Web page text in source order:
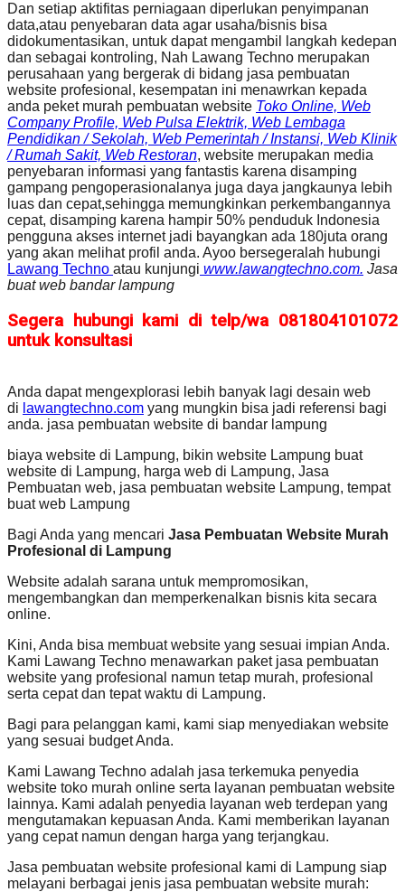
Dan setiap aktifitas perniagaan diperlukan penyimpanan
data,atau penyebaran data agar usaha/bisnis bisa
didokumentasikan, untuk dapat mengambil langkah kedepan
dan sebagai kontroling, Nah Lawang Techno merupakan
perusahaan yang bergerak di bidang jasa pembuatan
website profesional, kesempatan ini menawrkan kepada
anda peket murah pembuatan website Toko Online, Web
Company Profile, Web Pulsa Elektrik, Web Lembaga
Pendidikan / Sekolah, Web Pemerintah / Instansi, Web Klinik
/ Rumah Sakit, Web Restoran, website merupakan media
penyebaran informasi yang fantastis karena disamping
gampang pengoperasionalanya juga daya jangkaunya lebih
luas dan cepat,sehingga memungkinkan perkembangannya
cepat, disamping karena hampir 50% penduduk Indonesia
pengguna akses internet jadi bayangkan ada 180juta orang
yang akan melihat profil anda. Ayoo bersegeralah hubungi
Lawang Techno atau kunjungi www.lawangtechno.com. Jasa
buat web bandar lampung
Segera hubungi kami di telp/wa 081804101072
untuk konsultasi
Anda dapat mengexplorasi lebih banyak lagi desain web
di lawangtechno.com yang mungkin bisa jadi referensi bagi
anda. jasa pembuatan website di bandar lampung
biaya website di Lampung, bikin website Lampung buat
website di Lampung, harga web di Lampung, Jasa
Pembuatan web, jasa pembuatan website Lampung, tempat
buat web Lampung
Bagi Anda yang mencari Jasa Pembuatan Website Murah
Profesional di Lampung
Website adalah sarana untuk mempromosikan,
mengembangkan dan memperkenalkan bisnis kita secara
online.
Kini, Anda bisa membuat website yang sesuai impian Anda.
Kami Lawang Techno menawarkan paket jasa pembuatan
website yang profesional namun tetap murah, profesional
serta cepat dan tepat waktu di Lampung.
Bagi para pelanggan kami, kami siap menyediakan website
yang sesuai budget Anda.
Kami Lawang Techno adalah jasa terkemuka penyedia
website toko murah online serta layanan pembuatan website
lainnya. Kami adalah penyedia layanan web terdepan yang
mengutamakan kepuasan Anda. Kami memberikan layanan
yang cepat namun dengan harga yang terjangkau.
Jasa pembuatan website profesional kami di Lampung siap
melayani berbagai jenis jasa pembuatan website murah: